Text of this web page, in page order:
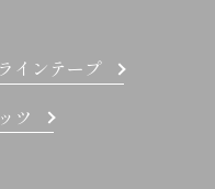
ラインテープ
ツ